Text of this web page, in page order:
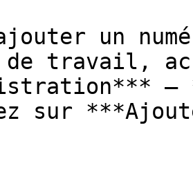
un
de travail,
–
sur